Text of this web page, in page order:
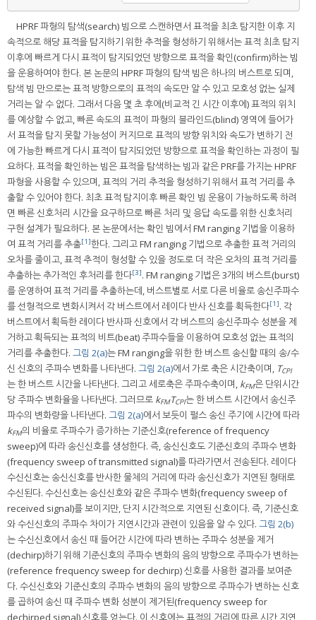
HPRF 파형의 탐색(search) 빔으로 스캔하면서 표적을 최초 탐지한 이후 지
속적으로 해당 표적을 탐지하기 위한 추적을 형성하기 위해서는 표적 최초 탐지
이후에 빠르게 다시 표적이 탐지되었던 방향으로 표적을 확인(confirm)하는 빔
을 운용하여야 한다. 본 논문의 HPRF 파형의 탐색 빔은 하나의 버스트로 되며,
탐색 빔 만으로는 표적 방향으로의 표적의 속도만 알 수 있고 모호성 없는 실제
거리는 알 수 없다. 그래서 다음 몇 초 후에(비교적 긴 시간 이후에) 표적의 위치
를 예상할 수 없고, 빠른 속도의 표적이 파형의 블라인드(blind) 영역에 들어가
서 표적을 탐지 못할 가능성이 커지므로 표적의 방향 위치와 속도가 변하기 전
에 가능한 빠르게 다시 표적이 탐지되었던 방향으로 표적을 확인하는 과정이 필
요하다. 표적을 확인하는 빔은 표적을 탐색하는 빔과 같은 PRF를 가지는 HPRF
파형을 사용할 수 있으며, 표적의 거리 추적을 형성하기 위해서 표적 거리를 추
출할 수 있어야 한다. 최초 표적 탐지이후 빠른 확인 빔 운용이 가능하도록 하려
면 빠른 신호처리 시간을 요구하므로 빠른 처리 및 응답 속도를 위한 신호처리
구현 설계가 필요하다. 본 논문에서는 확인 빔에서 FM ranging 기법을 이용하
여 표적 거리를 추출[1]한다. 그리고 FM ranging 기법으로 추출한 표적 거리의
오차를 줄이고, 표적 추적이 형성할 수 있을 정도로 더 작은 오차의 표적 거리를
추출하는 추가적인 후처리를 한다[3]. FM ranging 기법은 3개의 버스트(burst)
를 운영하여 표적 거리를 추출하는데, 버스트별로 서로 다른 비율로 송신주파수
를 선형적으로 변화시켜서 각 버스트에서 레이다 반사 신호를 획득한다[1]. 각
버스트에서 획득한 레이다 반사파 신호에서 각 버스트의 송신주파수 성분을 제
거하고 획득되는 표적의 비트(beat) 주파수들을 이용하여 모호성 없는 표적의
거리를 추출한다. 그림 2(a)는 FM ranging을 위한 한 버스트 송신할 때의 송/수
신 신호의 주파수 변화를 나타낸다. 그림 2(a)에서 가로 축은 시간축이며, TCPI
는 한 버스트 시간을 나타낸다. 그리고 세로축은 주파수축이며, kFM은 단위시간
당 주파수 변화율을 나타낸다. 그러므로 kFMTCPI는 한 버스트 시간에서 송신주
파수의 변화량을 나타낸다. 그림 2(a)에서 보듯이 펄스 송신 주기에 시간에 따라
kFM의 비율로 주파수가 증가하는 기준신호(reference of frequency
sweep)에 따라 송신신호를 생성한다. 즉, 송신신호도 기준신호의 주파수 변화
(frequency sweep of transmitted signal)를 따라가면서 전송된다. 레이다
수신신호는 송신신호를 반사한 물체의 거리에 따라 송신신호가 지연된 형태로
수신된다. 수신신호는 송신신호와 같은 주파수 변화(frequency sweep of
received signal)를 보이지만, 단지 시간적으로 지연된 신호이다. 즉, 기준신호
와 수신신호의 주파수 차이가 지연시간과 관련이 있음을 알 수 있다. 그림 2(b)
는 수신신호에서 송신 때 들어간 시간에 따라 변하는 주파수 성분을 제거
(dechirp)하기 위해 기준신호의 주파수 변화의 음의 방향으로 주파수가 변하는
(reference frequency sweep for dechirp) 신호를 사용한 결과를 보여준
다. 수신신호와 기준신호의 주파수 변화의 음의 방향으로 주파수가 변하는 신호
를 곱하여 송신 때 주파수 변화 성분이 제거된(frequency sweep for
dechirped signal) 신호를 얻는다. 이 신호에는 표적의 거리에 따른 시간 지연